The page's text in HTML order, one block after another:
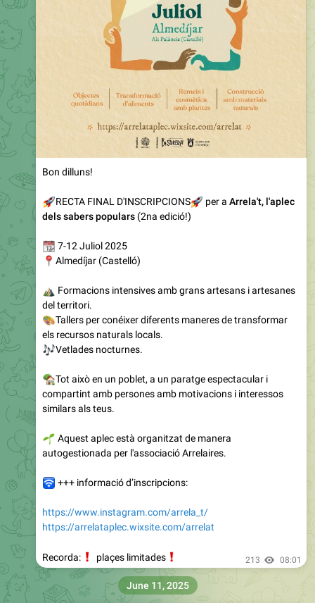
Bon dilluns!
RECTA FINAL D'INSCRIPCIONS
🚀
per a Arrela't, l'aplec
dels sabers populars (2na edició!)
7-12 Juliol 2025
Almedíjar (Castelló)
Formacions intensives amb grans artesans i artesanes
del territori.
Tallers per conéixer diferents maneres de transformar
els recursos naturals locals.
Vetlades nocturnes.
Tot això en un poblet, a un paratge espectacular i
compartint amb persones amb motivacions i interessos
similars als teus.
Aquest aplec està organitzat de manera
autogestionada per l'associació Arrelaires.
+++ informació d’inscripcions:
https://www.instagram.com/arrela_t/
https://arrelataplec.wixsite.com/arrelat
Recorda: plaçes limitades
❗️ 213 08:01
June 11, 2025